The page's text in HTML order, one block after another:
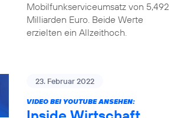
Mobilfunkserviceumsatz von 5,492
Milliarden Euro. Beide Werte
erzielten ein Allzeithoch.
23. Februar 2022
VIDEO BEI YOUTUBE ANSEHEN: